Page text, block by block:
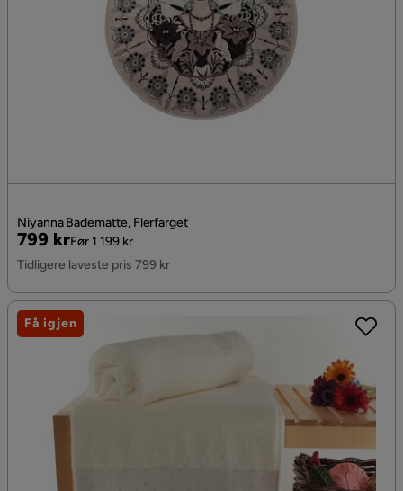
Niyanna Badematte, Flerfarget
Pris
799 kr
Original
Pris
Før 1 199 kr
Tidligere laveste pris 799 kr
Få igjen